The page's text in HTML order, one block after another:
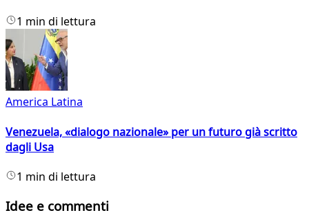
1 min di lettura
America Latina
Venezuela, «dialogo nazionale» per un futuro già scritto
dagli Usa
1 min di lettura
Idee e commenti